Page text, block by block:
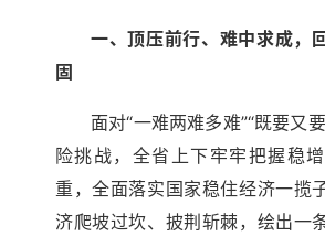
一、顶压前行、难中求成，
固
面对“一难两难多难”“既要又
险挑战，全省上下牢牢把握稳
重，全面落实国家稳住经济一揽
济爬坡过坎、披荆斩棘，绘出一